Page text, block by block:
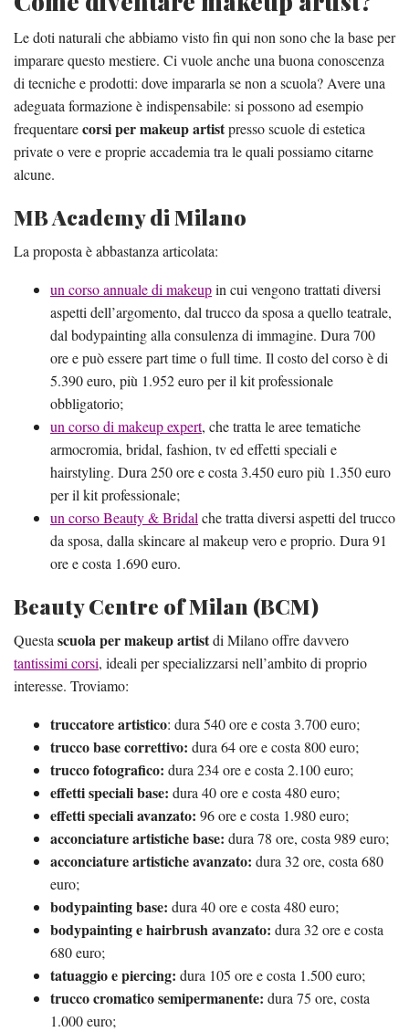
Le doti naturali che abbiamo visto fin qui non sono che la base per
imparare questo mestiere. Ci vuole anche una buona conoscenza
di tecniche e prodotti: dove impararla se non a scuola? Avere una
adeguata formazione è indispensabile: si possono ad esempio
frequentarecorsi per makeup artistpresso scuole di estetica
private o vere e proprie accademia tra le quali possiamo citarne
alcune.
MB Academy di Milano
La proposta è abbastanza articolata:
un corso annuale di makeupin cui vengono trattati diversi
aspetti dell’argomento, dal trucco da sposa a quello teatrale,
dal bodypainting alla consulenza di immagine. Dura 700
ore e può essere part time o full time. Il costo del corso è di
5.390 euro, più 1.952 euro per il kit professionale
obbligatorio;
un corso di makeup expert, che tratta le aree tematiche
armocromia, bridal, fashion, tv ed effetti speciali e
hairstyling. Dura 250 ore e costa 3.450 euro più 1.350 euro
per il kit professionale;
un corso Beauty & Bridal che tratta diversi aspetti del trucco
da sposa, dalla skincare al makeup vero e proprio. Dura 91
ore e costa 1.690 euro.
Beauty Centre of Milan (BCM)
Questa scuola per makeup artistdi Milano offre davvero
tantissimi corsi, ideali per specializzarsi nell’ambito di proprio
interesse. Troviamo:
truccatore artistico: dura 540 ore e costa 3.700 euro;
trucco base correttivo: dura 64 ore e costa 800 euro;
trucco fotografico: dura 234 ore e costa 2.100 euro;
effetti speciali base: dura 40 ore e costa 480 euro;
effetti speciali avanzato: 96 ore e costa 1.980 euro;
acconciature artistiche base: dura 78 ore, costa 989 euro;
acconciature artistiche avanzato: dura 32 ore, costa 680
euro;
bodypainting base: dura 40 ore e costa 480 euro;
bodypainting e hairbrush avanzato: dura 32 ore e costa
680 euro;
tatuaggio e piercing: dura 105 ore e costa 1.500 euro;
trucco cromatico semipermanente: dura 75 ore, costa
1.000 euro;